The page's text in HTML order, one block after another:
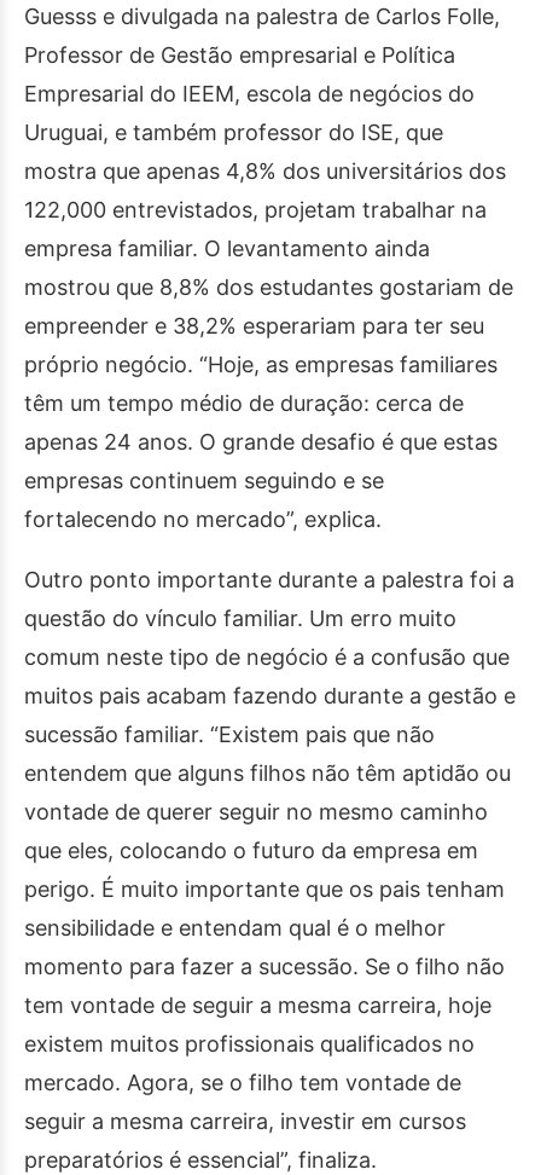
Guesss e divulgada na palestra de Carlos Folle,
Professor de Gestão empresarial e Política
Empresarial do IEEM, escola de negócios do
Uruguai, e também professor do ISE, que
mostra que apenas 4,8% dos universitários dos
122,000 entrevistados, projetam trabalhar na
empresa familiar. O levantamento ainda
mostrou que 8,8% dos estudantes gostariam de
empreender e 38,2% esperariam para ter seu
próprio negócio. “Hoje, as empresas familiares
têm um tempo médio de duração: cerca de
apenas 24 anos. O grande desafio é que estas
empresas continuem seguindo e se
fortalecendo no mercado”, explica.
Outro ponto importante durante a palestra foi a
questão do vínculo familiar. Um erro muito
comum neste tipo de negócio é a confusão que
muitos pais acabam fazendo durante a gestão e
sucessão familiar. “Existem pais que não
entendem que alguns filhos não têm aptidão ou
vontade de querer seguir no mesmo caminho
que eles, colocando o futuro da empresa em
perigo. É muito importante que os pais tenham
sensibilidade e entendam qual é o melhor
momento para fazer a sucessão. Se o filho não
tem vontade de seguir a mesma carreira, hoje
existem muitos profissionais qualificados no
mercado. Agora, se o filho tem vontade de
seguir a mesma carreira, investir em cursos
preparatórios é essencial”, finaliza.